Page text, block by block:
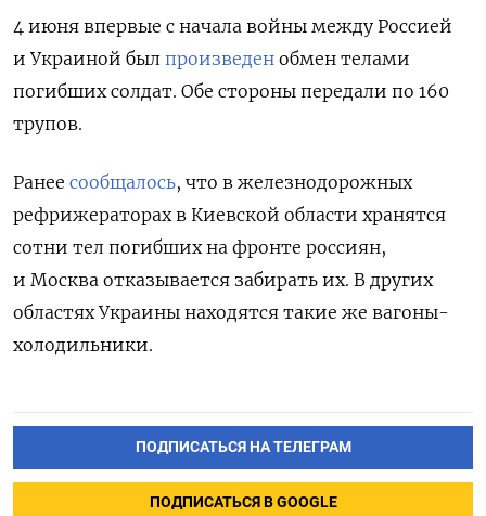
4 июня впервые с начала войны между Россией
и Украиной был произведен обмен телами
погибших солдат. Обе стороны передали по 160
трупов.
Ранее сообщалось, что в железнодорожных
рефрижераторахв Киевской области хранятся
сотни тел погибших на фронте россиян,
и Москва отказывается забирать их. В других
областях Украины находятся такие же вагоны-
холодильники.
ПОДПИСАТЬСЯ НА ТЕЛЕГРАМ
ПОДПИСАТЬСЯ В GOOGLE